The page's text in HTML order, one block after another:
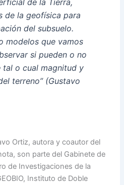
de la geofísica para
del subsuelo.
modelos que vamos
si pueden o no
tal o cual magnitud y
terreno” (Gustavo
Ortiz, autora y coautor del
son parte del Gabinete de
de Investigaciones de la
Instituto de Doble